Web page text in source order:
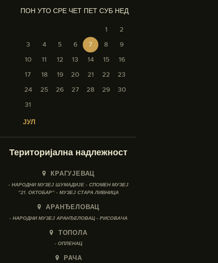
ПОН УТО СРЕ ЧЕТ ПЕТ СУБ НЕД
1
2
3
4 5 6 7 8
9
10
11 12 13 14 15
16
17
18 19 20 21 22
23
24
25 26 27 28 29
30
31
« ЈУЛ
Територијална надлежност
КРАГУЈЕВАЦ
- НАРОДНИ МУЗЕЈ ШУМАДИЈЕ - СПОМЕН МУЗЕЈ
"21. ОКТОБАР" - МУЗЕЈ СТАРА ЛИВНИЦА
АРАНЂЕЛОВАЦ
- НАРОДНИ МУЗЕЈ АРАНЂЕЛОВАЦ - РИСОВАЧА
ТОПОЛА
- ОПЛЕНАЦ
РАЧА